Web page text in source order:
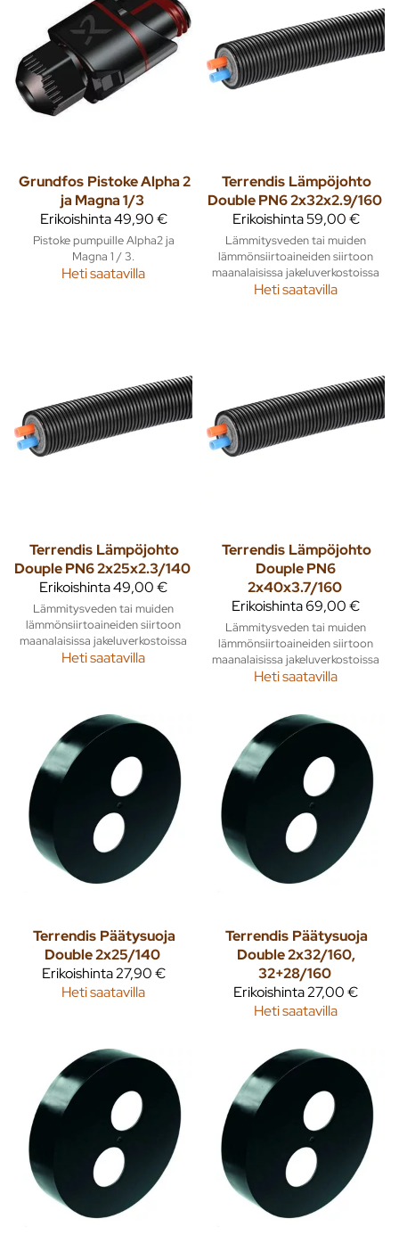
Grundfos Pistoke Alpha 2
ja Magna 1/3
Erikoishinta49,90 €
Pistoke pumpuille Alpha2 ja
Magna 1 / 3.
Heti saatavilla
Terrendis Lämpöjohto
Double PN6 2x32x2.9/160
Erikoishinta59,00 €
Lämmitysveden tai muiden
lämmönsiirtoaineiden siirtoon
maanalaisissa jakeluverkostoissa
Heti saatavilla
Terrendis Lämpöjohto
Douple PN6 2x25x2.3/140
Erikoishinta49,00 €
Lämmitysveden tai muiden
lämmönsiirtoaineiden siirtoon
maanalaisissa jakeluverkostoissa
Heti saatavilla
Terrendis Lämpöjohto
Douple PN6
2x40x3.7/160
Erikoishinta69,00 €
Lämmitysveden tai muiden
lämmönsiirtoaineiden siirtoon
maanalaisissa jakeluverkostoissa
Heti saatavilla
Terrendis Päätysuoja
Double 2x25/140
Erikoishinta27,90 €
Heti saatavilla
Terrendis Päätysuoja
Double 2x32/160,
32+28/160
Erikoishinta27,00 €
Heti saatavilla